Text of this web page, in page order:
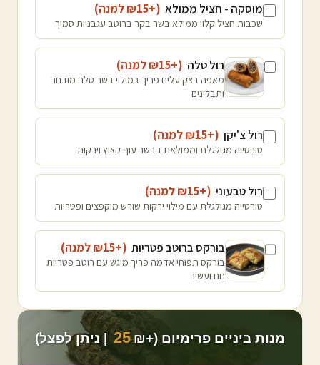
מוסקה - חציל ממולא (+₪
15 למנה)
שכבות חציל קלוי ממולא בשר בקר ברוטב עגבניות סמיך
רול טלה (+₪
15 למנה)
מאפה בצק עלים פריך במילוי בשר טלה מובחר
ותבלינים
רול צ'יקן (+₪
15 למנה)
טורטייה מגולגלת וממולאת בבשר עוף קצוץ וירקות
רול טבעוני (+₪
15 למנה)
טורטייה מגולגלת עם מילוי ירקות שורש מוקפצים ופטריות
בורקס ברוטב פטריות (+₪
15 למנה)
בורקס תפוחי אדמה פריך מוגש עם רוטב פטריות
חם ועשיר
מנות ביניים פרימיום (+₪ 25 | ניתן לפצל)